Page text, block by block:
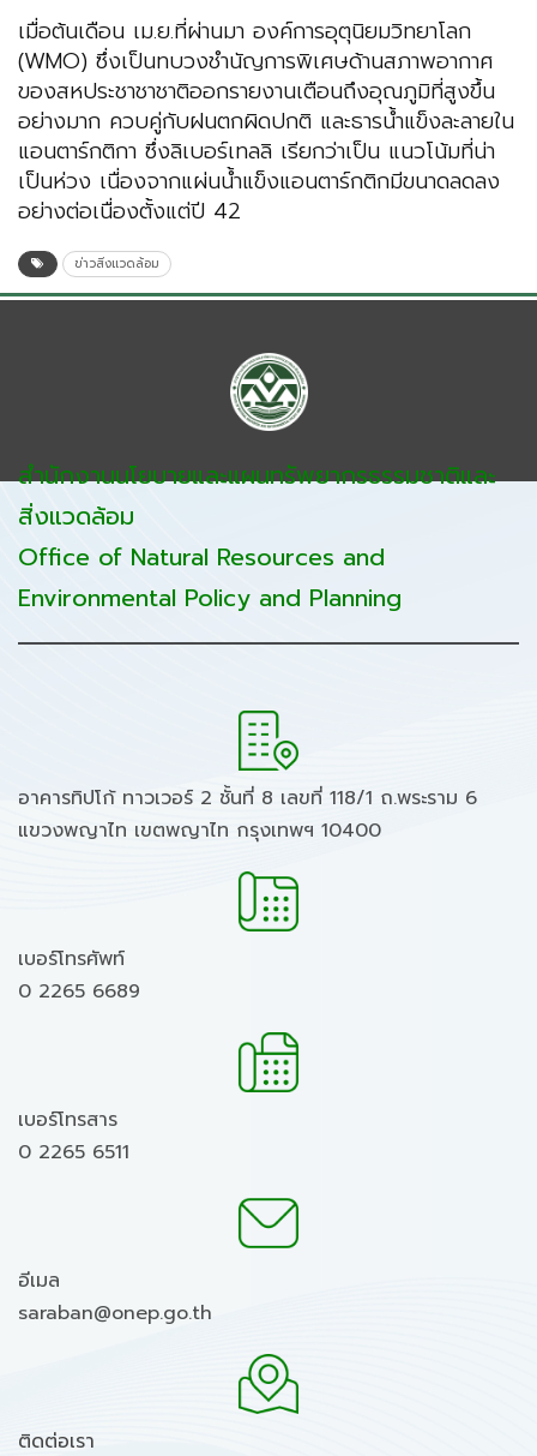
เมื่อต้นเดือน เม.ย.ที่ผ่านมา องค์การอุตุนิยมวิทยาโลก
(WMO) ซึ่งเป็นทบวงชำนัญการพิเศษด้านสภาพอากาศ
ของสหประชาชาชาติออกรายงานเตือนถึงอุณภูมิที่สูงขึ้น
อย่างมาก ควบคู่กับฝนตกผิดปกติ และธารน้ำแข็งละลายใน
แอนตาร์กติกา ซึ่งลิเบอร์เทลลิ เรียกว่าเป็น แนวโน้มที่น่า
เป็นห่วง เนื่องจากแผ่นน้ำแข็งแอนตาร์กติกมีขนาดลดลง
อย่างต่อเนื่องตั้งแต่ปี 42
ข่าวสิ่งแวดล้อม
สำนักงานนโยบายและแผนทรัพยากรธรรมชาติและ
สิ่งแวดล้อม
Office of Natural Resources and
Environmental Policy and Planning
อาคารทิปโก้ ทาวเวอร์ 2 ชั้นที่ 8 เลขที่ 118/1 ถ.พระราม 6
แขวงพญาไท เขตพญาไท กรุงเทพฯ 10400
เบอร์โทรศัพท์
0 2265 6689
เบอร์โทรสาร
0 2265 6511
อีเมล
saraban@onep.go.th
ติดต่อเรา